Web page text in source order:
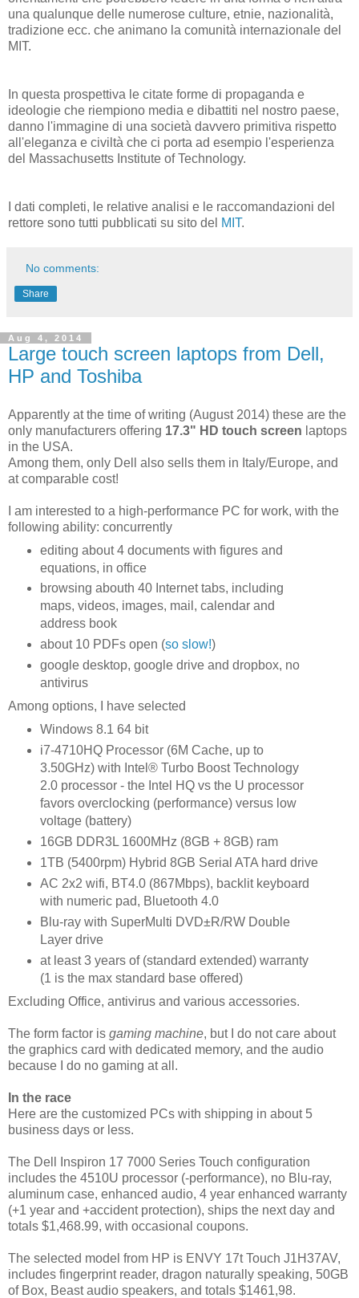
una qualunque delle numerose culture, etnie, nazionalità,
tradizione ecc. che animano la comunità internazionale del
MIT.
In questa prospettiva le citate forme di propaganda e
ideologie che riempiono media e dibattiti nel nostro paese,
danno l'immagine di una società davvero primitiva rispetto
all'eleganza e civiltà che ci porta ad esempio l'esperienza
del Massachusetts Institute of Technology.
I dati completi, le relative analisi e le raccomandazioni del
rettore sono tutti pubblicati su sito del MIT.
No comments:
Share
Aug 4, 2014
Large touch screen laptops from Dell,
HP and Toshiba
Apparently at the time of writing (August 2014) these are the
only manufacturers offering 17.3" HD touch screen laptops
in the USA.
Among them, only Dell also sells them in Italy/Europe, and
at comparable cost!
I am interested to a high-performance PC for work, with the
following ability: concurrently
editing about 4 documents with figures and
equations, in office
browsing abouth 40 Internet tabs, including
maps, videos, images, mail, calendar and
address book
about 10 PDFs open (so slow!)
google desktop, google drive and dropbox, no
antivirus
Among options, I have selected
Windows 8.1 64 bit
i7-4710HQ Processor (6M Cache, up to
3.50GHz) with Intel® Turbo Boost Technology
2.0 processor - the Intel HQ vs the U processor
favors overclocking (performance) versus low
voltage (battery)
16GB DDR3L 1600MHz (8GB + 8GB) ram
1TB (5400rpm) Hybrid 8GB Serial ATA hard drive
AC 2x2 wifi, BT4.0 (867Mbps), backlit keyboard
with numeric pad, Bluetooth 4.0
Blu-ray with SuperMulti DVD±R/RW Double
Layer drive
at least 3 years of (standard extended) warranty
(1 is the max standard base offered)
Excluding Office, antivirus and various accessories.
The form factor is gaming machine, but I do not care about
the graphics card with dedicated memory, and the audio
because I do no gaming at all.
In the race
Here are the customized PCs with shipping in about 5
business days or less.
The Dell Inspiron 17 7000 Series Touch configuration
includes the 4510U processor (-performance), no Blu-ray,
aluminum case, enhanced audio, 4 year enhanced warranty
(+1 year and +accident protection), ships the next day and
totals $1,468.99, with occasional coupons.
The selected model from HP is ENVY 17t Touch J1H37AV,
includes fingerprint reader, dragon naturally speaking, 50GB
of Box, Beast audio speakers, and totals $1461,98.